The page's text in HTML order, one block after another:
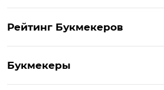
Рейтинг Букмекеров
Букмекеры c высокими
Букмекеры